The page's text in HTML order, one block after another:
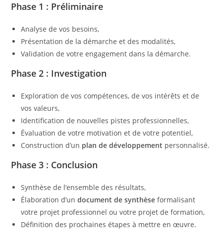
Phase 1 : Préliminaire
Analyse de vos besoins,
Présentation de la démarche et des modalités,
Validation de votre engagement dans la démarche.
Phase 2 : Investigation
Exploration de vos compétences, de vos intérêts et de
vos valeurs,
Identification de nouvelles pistes professionnelles,
Évaluation de votre motivation et de votre potentiel,
Construction d’un plan de développement personnalisé.
Phase 3 : Conclusion
Synthèse de l’ensemble des résultats,
Élaboration d’undocument de synthèse formalisant
votre projet professionnel ou votre projet de formation,
Définition des prochaines étapes à mettre en œuvre.